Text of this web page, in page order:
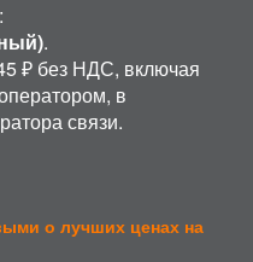
.
₽ без НДС, включая
в
связи.
о лучших ценах на